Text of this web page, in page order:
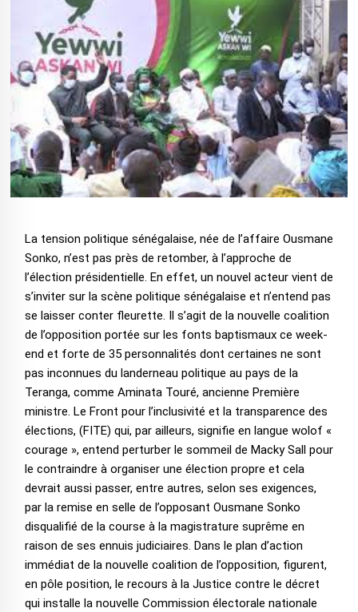
La tension politique sénégalaise, née de l’affaire Ousmane
Sonko, n’est pas près de retomber, à l’approche de
l’élection présidentielle. En effet, un nouvel acteur vient de
s’inviter sur la scène politique sénégalaise et n’entend pas
se laisser conter fleurette. Il s’agit de la nouvelle coalition
de l’opposition portée sur les fonts baptismaux ce week-
end et forte de 35 personnalités dont certaines ne sont
pas inconnues du landerneau politique au pays de la
Teranga, comme Aminata Touré, ancienne Première
ministre. Le Front pour l’inclusivité et la transparence des
élections, (FITE) qui, par ailleurs, signifie en langue wolof «
courage », entend perturber le sommeil de Macky Sall pour
le contraindre à organiser une élection propre et cela
devrait aussi passer, entre autres, selon ses exigences,
par la remise en selle de l’opposant Ousmane Sonko
disqualifié de la course à la magistrature suprême en
raison de ses ennuis judiciaires. Dans le plan d’action
immédiat de la nouvelle coalition de l’opposition, figurent,
en pôle position, le recours à la Justice contre le décret
qui installe la nouvelle Commission électorale nationale